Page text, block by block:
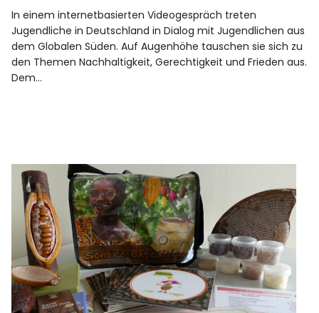
In einem internetbasierten Videogespräch treten
Jugendliche in Deutschland in Dialog mit Jugendlichen aus
dem Globalen Süden. Auf Augenhöhe tauschen sie sich zu
den Themen Nachhaltigkeit, Gerechtigkeit und Frieden aus.
Dem…